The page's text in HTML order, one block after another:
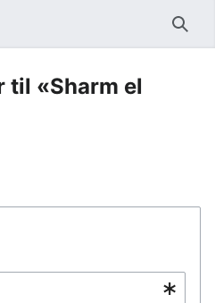
Søk
til «Sharm el